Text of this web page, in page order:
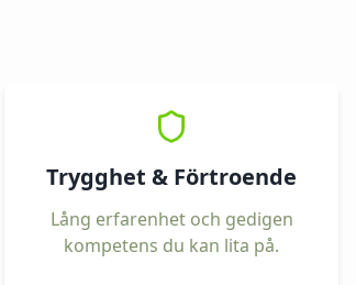
Trygghet & Förtroende
Lång erfarenhet och gedigen
kompetens du kan lita på.